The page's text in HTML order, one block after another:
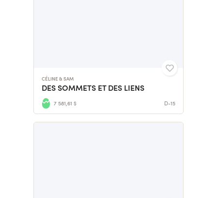
CÉLINE & SAM
DES SOMMETS ET DES LIENS
7 581,61 $ D-15